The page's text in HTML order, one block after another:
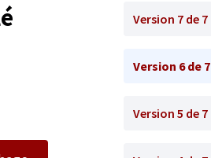
Version 7 de 7
Version 6 de 7
Version 5 de 7